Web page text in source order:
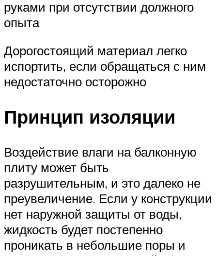
руками при отсутствии должного
опыта
Дорогостоящий материал легко
испортить, если обращаться с ним
недостаточно осторожно
Принцип изоляции
Воздействие влаги на балконную
плиту может быть
разрушительным, и это далеко не
преувеличение. Если у конструкции
нет наружной защиты от воды,
жидкость будет постепенно
проникать в небольшие поры и